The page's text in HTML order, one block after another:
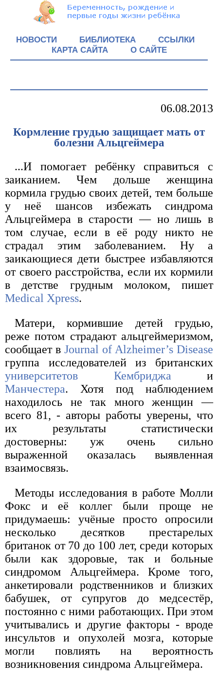
НОВОСТИ БИБЛИОТЕКА
ССЫЛКИ
КАРТА САЙТА
О САЙТЕ
06.08.2013
Кормление грудью защищает мать от
болезни Альцгеймера
...И помогает ребёнку справиться с
заиканием. Чем дольше женщина
кормила грудью своих детей, тем больше
у неё шансов избежать синдрома
Альцгеймера в старости — но лишь в
том случае, если в её роду никто не
страдал этим заболеванием. Ну а
заикающиеся дети быстрее избавляются
от своего расстройства, если их кормили
в детстве грудным молоком, пишет
Medical Xpress.
Матери, кормившие детей грудью,
реже потом страдают альцгеймеризмом,
сообщает в Journal of Alzheimer’s Disease
группа исследователей из британских
университетов Кембриджаи
Манчестера. Хотя под наблюдением
находилось не так много женщин —
всего 81, - авторы работы уверены, что
их результаты статистически
достоверны: уж очень сильно
выраженной оказалась выявленная
взаимосвязь.
Методы исследования в работе Молли
Фокс и её коллег были проще не
придумаешь: учёные просто опросили
несколько десятков престарелых
британок от 70 до 100 лет, среди которых
были как здоровые, так и больные
синдромом Альцгеймера. Кроме того,
анкетировали родственников и близких
бабушек, от супругов до медсестёр,
постоянно с ними работающих. При этом
учитывались и другие факторы - вроде
инсультов и опухолей мозга, которые
могли повлиять на вероятность
возникновения синдрома Альцгеймера.